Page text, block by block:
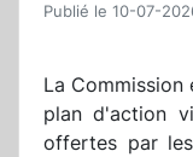
Publié le 10-07-
La Commission
plan d'action
offertes par